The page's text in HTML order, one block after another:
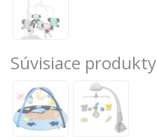
Súvisiace produkty